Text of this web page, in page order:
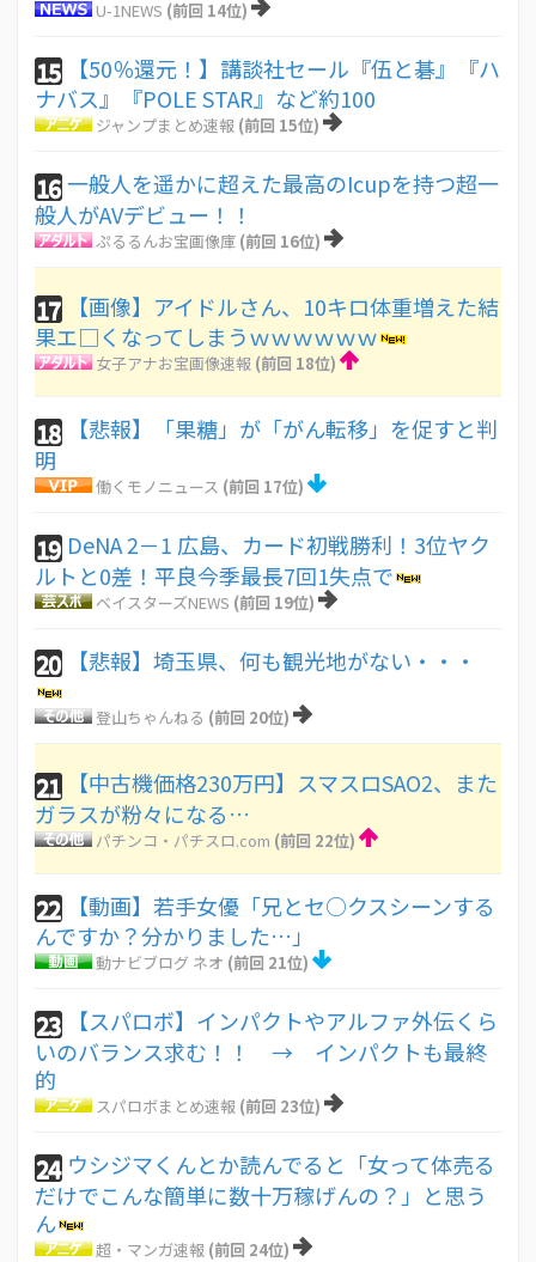
U-1NEWS (前回 14位)
15
【50％還元！】講談社セール『伍と碁』『ハ
ナバス』『POLE STAR』など約100
ジャンプまとめ速報 (前回 15位)
16一般人を遥かに超えた最高のIcupを持つ超一
般人がAVデビュー！！
ぷるるんお宝画像庫 (前回 16位)
17
【画像】アイドルさん、10キロ体重増えた結
果エ□くなってしまうｗｗｗｗｗｗ
女子アナお宝画像速報 (前回 18位)
18
【悲報】「果糖」が「がん転移」を促すと判
明
働くモノニュース (前回 17位)
19 DeNA 2－1 広島、カード初戦勝利！3位ヤク
ルトと0差！平良今季最長7回1失点で
ベイスターズNEWS (前回 19位)
20 【悲報】埼玉県、何も観光地がない・・・
登山ちゃんねる (前回 20位)
21
【中古機価格230万円】スマスロSAO2、また
ガラスが粉々になる…
パチンコ・パチスロ.com (前回 22位)
22
【動画】若手女優「兄とセ○クスシーンする
んですか？分かりました…」
動ナビブログ ネオ (前回 21位)
23
【スパロボ】インパクトやアルファ外伝くら
いのバランス求む！！ → インパクトも最終
的
スパロボまとめ速報 (前回 23位)
24 ウシジマくんとか読んでると「女って体売る
だけでこんな簡単に数十万稼げんの？」と思う
ん
超・マンガ速報 (前回 24位)